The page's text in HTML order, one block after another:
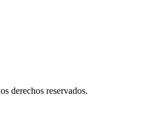
derechos reservados.